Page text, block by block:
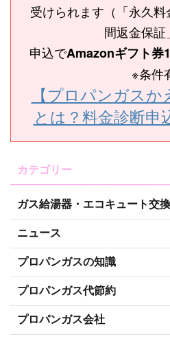
受けられます（「永久
間返金保証
申込でAmazonギフト券
※条件
【プロパンガス
とは？料金診断申
カテゴリー
ガス給湯器・エコキュート交換
ニュース
プロパンガスの知識
プロパンガス代節約
プロパンガス会社